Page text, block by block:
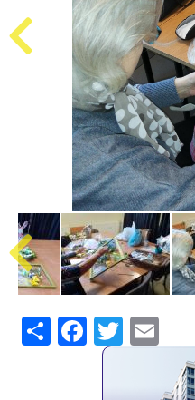
ShareFacebook
Twitter